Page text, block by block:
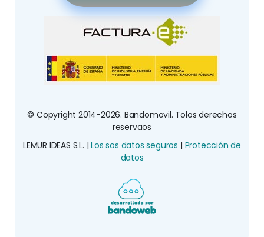
© Copyright 2014-2026. Bandomovil. Tolos derechos
reservaos
LEMUR IDEAS S.L. |Los sos datos seguros | Protección de
datos